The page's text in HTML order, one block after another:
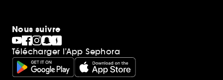
Nous suivre
Télécharger l’App Sephora